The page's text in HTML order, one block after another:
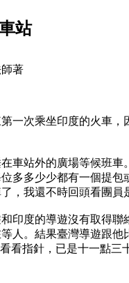
站
著
次乘坐印度的火車，
站外的廣場等候班車
多少少都有一個提
我還不時回頭看團員
度的導遊沒有取得聯
人。結果臺灣導遊跟
看指針，已是十一點三